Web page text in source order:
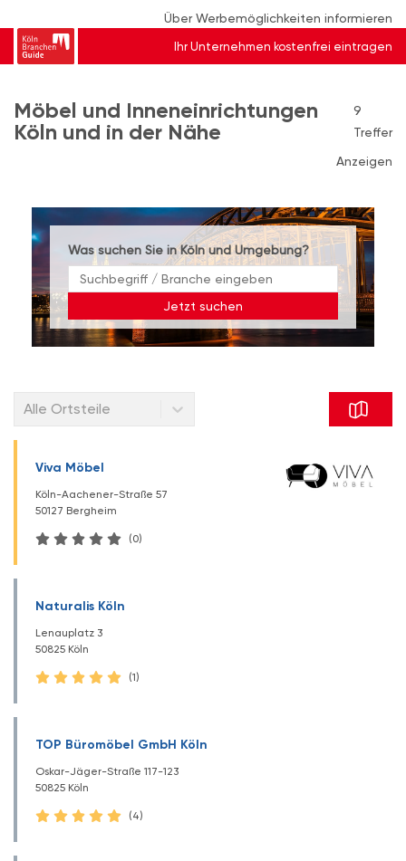
Über Werbemöglichkeiten informieren
Ihr Unternehmen kostenfrei eintragen
Möbel und Inneneinrichtungen
Köln und in der Nähe
9
Treffer
Anzeigen
Was suchen Sie in Köln und Umgebung?
Jetzt suchen
Alle Ortsteile
Viva Möbel
Köln-Aachener-Straße 57
50127 Bergheim
(0)
Naturalis Köln
Lenauplatz 3
50825 Köln
(1)
TOP Büromöbel GmbH Köln
Oskar-Jäger-Straße 117-123
50825 Köln
(4)